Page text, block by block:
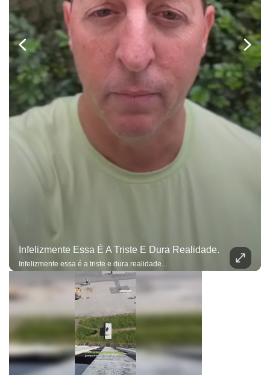
Infelizmente Essa É A Triste E Dura Realidade.
Infelizmente essa é a triste e dura realidade...